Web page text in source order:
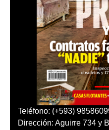
Teléfono: (+593)
Dirección: Aguirre 734 y